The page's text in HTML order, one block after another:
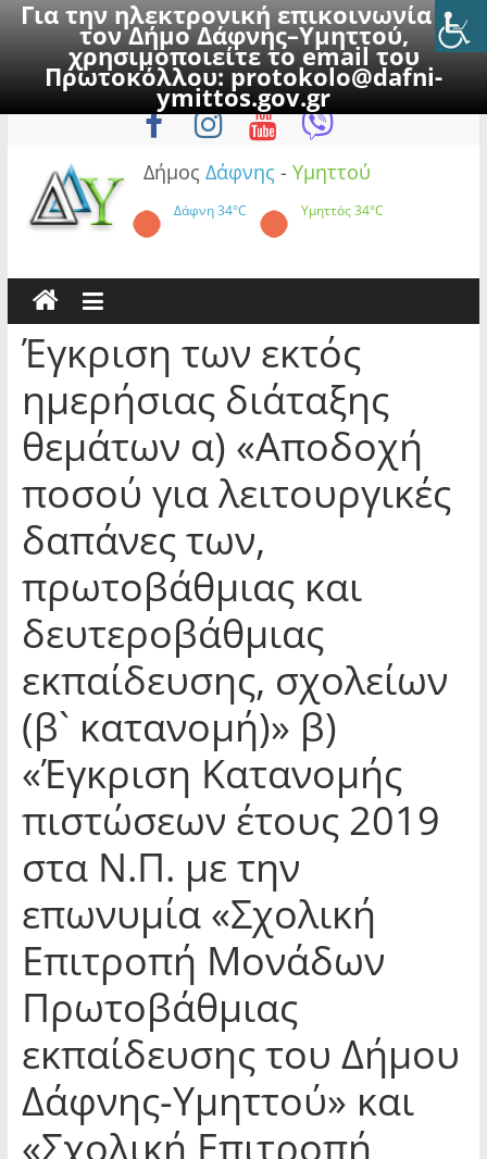
Για την ηλεκτρονική επικοινωνία με
τον Δήμο Δάφνης–Υμηττού,
χρησιμοποιείτε το email του
Πρωτοκόλλου:protokolo@dafni-
ymittos.gov.gr
to
Παρασκευή, 7 Αυγούστου 2026
Δήμος Δάφνης - Υμηττού
Δάφνη34°C Υμηττός34°C
Έγκριση των εκτός
ημερήσιας διάταξης
θεμάτων α) «Αποδοχή
ποσού για λειτουργικές
δαπάνες των,
πρωτοβάθμιας και
δευτεροβάθμιας
εκπαίδευσης, σχολείων
(β` κατανομή)» β)
«Έγκριση Κατανομής
πιστώσεων έτους 2019
στα Ν.Π. με την
επωνυμία «Σχολική
Επιτροπή Μονάδων
Πρωτοβάθμιας
εκπαίδευσης του Δήμου
Δάφνης-Υμηττού» και
«Σχολική Επιτροπή